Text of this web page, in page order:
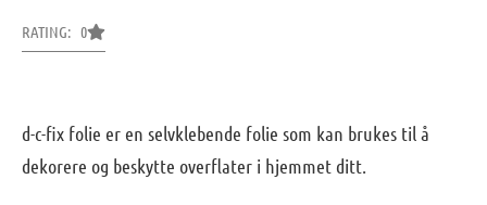
RATING: 0
d-c-fix folie er en selvklebende folie som kan brukes til å
dekorere og beskytte overflater i hjemmet ditt.